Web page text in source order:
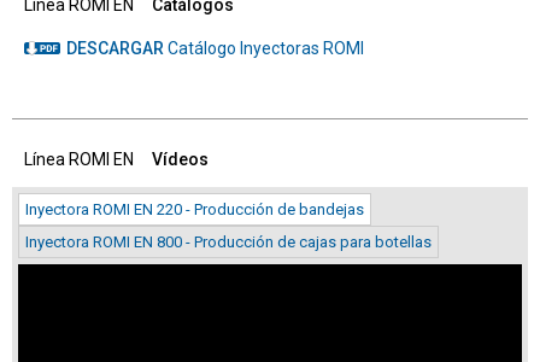
Línea ROMI EN Catálogos
DESCARGAR Catálogo Inyectoras ROMI
Línea ROMI EN Vídeos
Inyectora ROMI EN 220 - Producción de bandejas
Inyectora ROMI EN 800 - Producción de cajas para botellas